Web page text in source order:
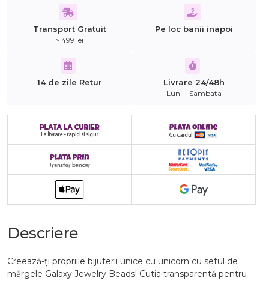
Transport Gratuit
> 499 lei
Pe loc banii inapoi
14 de zile Retur Livrare 24/48h
Luni – Sambata
Descriere
Creează-ți propriile bijuterii unice cu unicorn cu setul de
mărgele Galaxy Jewelry Beads! Cutia transparentă pentru